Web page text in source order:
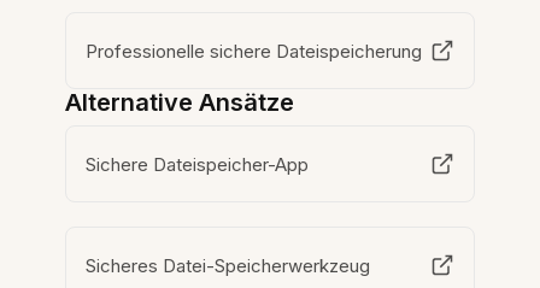
Professionelle sichere Dateispeicherung
Alternative Ansätze
Sichere Dateispeicher-App
Sicheres Datei-Speicherwerkzeug